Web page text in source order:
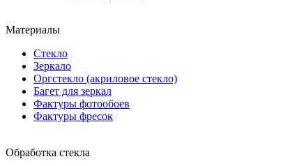
Материалы
Стекло
Зеркало
Оргстекло (акриловое стекло)
Багет для зеркал
Фактуры фотообоев
Фактуры фресок
Обработка стекла